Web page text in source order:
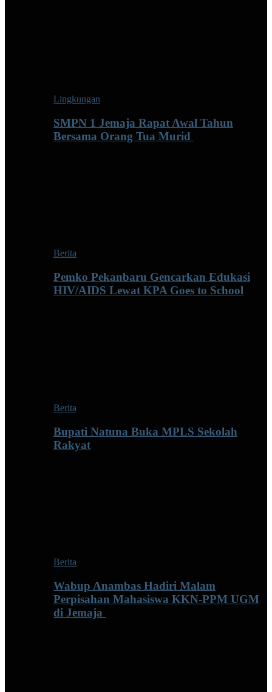
Lingkungan
SMPN 1 Jemaja Rapat Awal Tahun
Bersama Orang Tua Murid ‎
Berita
Pemko Pekanbaru Gencarkan Edukasi
HIV/AIDS Lewat KPA Goes to School
Berita
Bupati Natuna Buka MPLS Sekolah
Rakyat
Berita
Wabup Anambas Hadiri Malam
Perpisahan Mahasiswa KKN-PPM UGM
di Jemaja ‎